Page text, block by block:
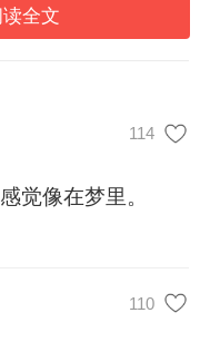
国的游戏、动漫
IP、作品，孵化
累丰富的企业。
化产业高质量发
元”的力量正在逐
全文
114
觉像在梦里。
110